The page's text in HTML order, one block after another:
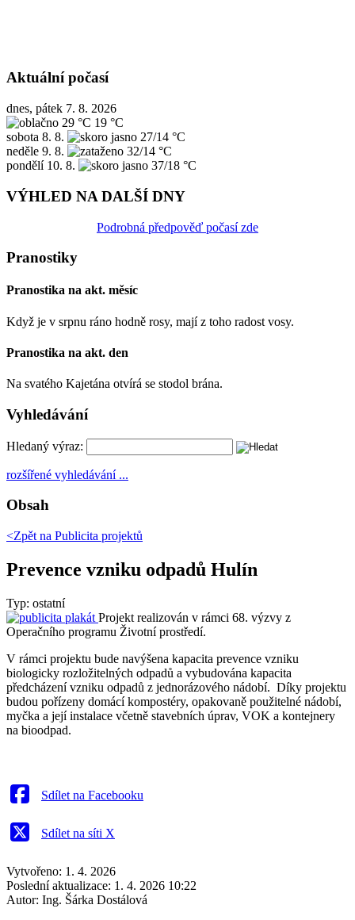
Aktuální počasí
dnes, pátek 7. 8. 2026
29 °C 19 °C
sobota 8. 8.
27/14 °C
neděle 9. 8.
32/14 °C
pondělí 10. 8. 37/18 °C
VÝHLED NA DALŠÍ DNY
Podrobná předpověď počasí zde
Pranostiky
Pranostika na akt. měsíc
Když je v srpnu ráno hodně rosy, mají z toho radost vosy.
Pranostika na akt. den
Na svatého Kajetána otvírá se stodol brána.
Vyhledávání
Hledaný výraz:
rozšířené vyhledávání ...
Obsah
<Zpět na Publicita projektů
Prevence vzniku odpadů Hulín
Typ: ostatní
Projekt realizován v rámci 68. výzvy z
Operačního programu Životní prostředí.
V rámci projektu bude navýšena kapacita prevence vzniku
biologicky rozložitelných odpadů a vybudována kapacita
předcházení vzniku odpadů z jednorázového nádobí. Díky projektu
budou pořízeny domácí kompostéry, opakovaně použitelné nádobí,
myčka a její instalace včetně stavebních úprav, VOK a kontejnery
na bioodpad.
Sdílet na Facebooku
Sdílet na síti X
Vytvořeno: 1. 4. 2026
Poslední aktualizace: 1. 4. 2026 10:22
Autor: Ing. Šárka Dostálová